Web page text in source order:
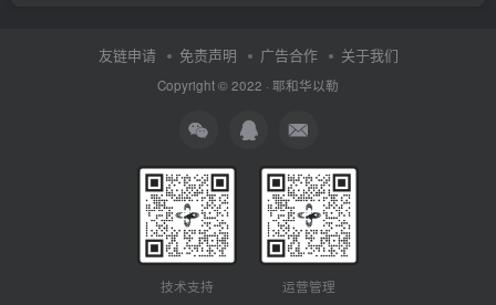
友链申请 免责声明 广告合作 关于我们
Copyright © 2022 · 耶和华以勒
技术支持 运营管理